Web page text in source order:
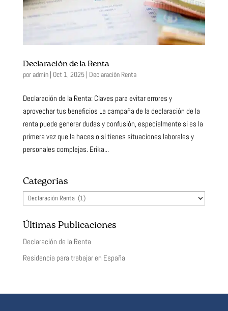
Declaración de la Renta
por admin| Oct 1, 2025| Declaración Renta
Declaración de la Renta: Claves para evitar errores y
aprovechar tus beneficios La campaña de la declaración de la
renta puede generar dudas y confusión, especialmente si es la
primera vez que la haces o si tienes situaciones laborales y
personales complejas. Erika...
Categorías
Categorías
Últimas Publicaciones
Declaración de la Renta
Residencia para trabajar en España